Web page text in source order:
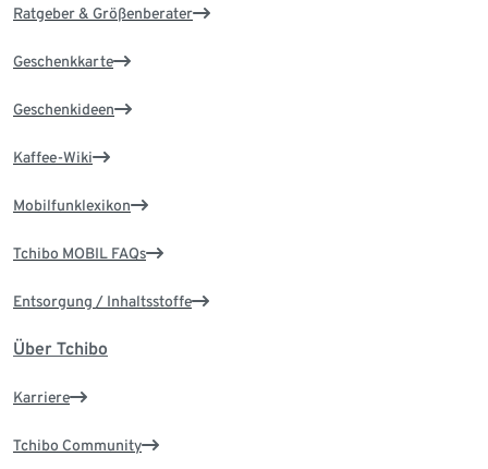
Ratgeber & Größenberater
Geschenkkarte
Geschenkideen
Kaffee-Wiki
Mobilfunklexikon
Tchibo MOBIL FAQs
Entsorgung / Inhaltsstoffe
Über Tchibo
Karriere
Tchibo Community